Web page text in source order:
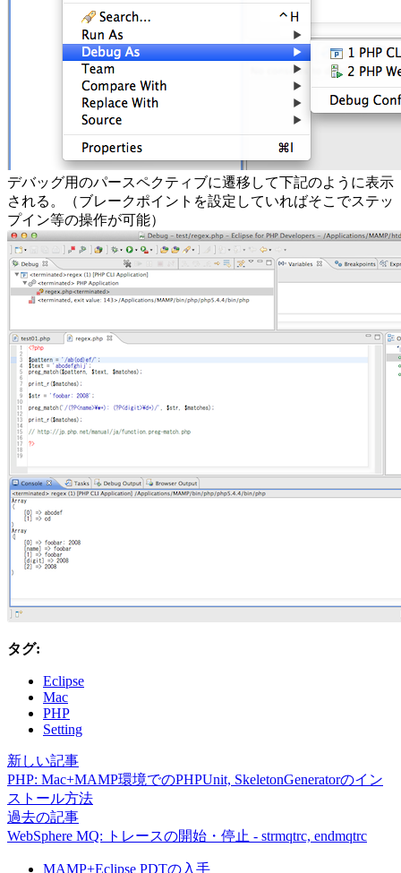
デバッグ用のパースペクティブに遷移して下記のように表示
される。（ブレークポイントを設定していればそこでステッ
プイン等の操作が可能）
タグ:
Eclipse
Mac
PHP
Setting
新しい記事
PHP: Mac+MAMP環境でのPHPUnit, SkeletonGeneratorのイン
ストール方法
過去の記事
WebSphere MQ: トレースの開始・停止 - strmqtrc, endmqtrc
MAMP+Eclipse PDTの入手